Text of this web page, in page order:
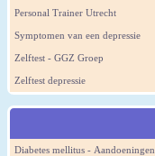
Personal Trainer Utrecht
Symptomen van een depressie
Zelftest - GGZ Groep
Zelftest depressie
Diabetes mellitus - Aandoeningen